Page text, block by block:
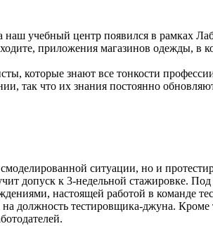
учебный центр появился в рамках
приложения магазинов одежды,
которые знают все тонкости
так что их знания постоянно
ситуации, но и
допуск к 3-недельной стажировке.
настоящей работой в команде
должность тестировщика-джуна.